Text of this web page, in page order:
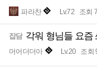
파라찬 Lv.72 조회
잡담 각워 형님들 요즘
머어더더아 Lv.20 조회